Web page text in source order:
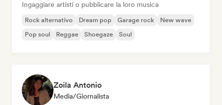
Ingaggiare artisti o pubblicare la loro musica
Rock alternativo Dream pop Garage rock
New wave
Pop soul
Reggae Shoegaze Soul
Zoila Antonio
Media/Giornalista